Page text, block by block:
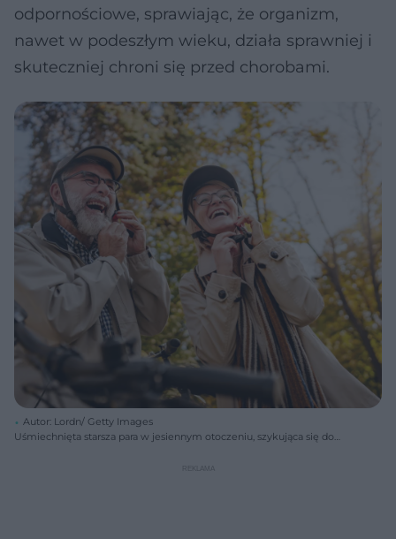
odpornościowe, sprawiając, że organizm,
nawet w podeszłym wieku, działa sprawniej i
skuteczniej chroni się przed chorobami.
Autor: Lordn/ Getty Images
Uśmiechnięta starsza para w jesiennym otoczeniu, szykująca się do
kobieta w okularach. Oboje ubrani w jasne płaszcze. Obraz symbolizuje